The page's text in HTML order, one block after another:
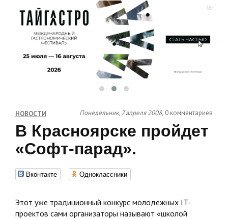
НОВОСТИ Понедельник, 7 апреля 2008, 0 комментариев
В Красноярске пройдет
«Софт-парад».
Вконтакте Одноклассники
Этот уже традиционный конкурс молодежных IT-
проектов сами организаторы называют «школой